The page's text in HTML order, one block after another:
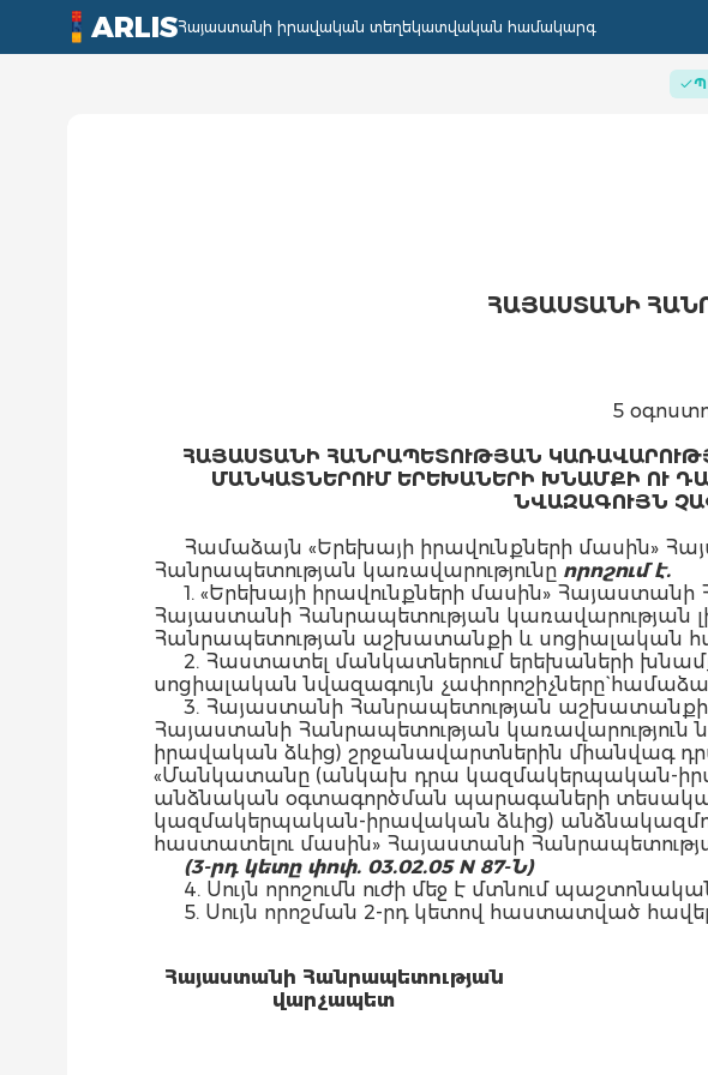
ARLISՀայաստանի իրավական տեղեկատվական համակարգ
ՀԱՅԱՍՏԱՆԻ
5
ՀԱՅԱՍՏԱՆԻ ՀԱՆՐԱՊԵՏՈՒԹՅԱՆ
ՄԱՆԿԱՏՆԵՐՈՒՄ ԵՐԵԽԱՆԵՐԻ ԽՆԱՄՔԻ ՈՒ
ՆՎԱԶԱԳՈՒՅՆ
Համաձայն «Երեխայի իրավունքների մասին»
Հանրապետության կառավարությունը որոշում է.
1. «Երեխայի իրավունքների մասին»
Հայաստանի Հանրապետության
Հանրապետության աշխատանքի և սոցիալական
2. Հաստատել մանկատներում երեխաների
սոցիալական նվազագույն չափորոշիչները`
3. Հայաստանի Հանրապետության աշխատանքի
Հայաստանի Հանրապետության
իրավական ձևից) շրջանավարտներին միանվագ
«Մանկատանը (անկախ դրա կազմակերպական-
անձնական օգտագործման պարագաների
կազմակերպական-իրավական ձևից)
հաստատելու մասին» Հայաստանի
(3-րդ կետը փոփ. 03.02.05 N 87-Ն)
4. Սույն որոշումն ուժի մեջ է մտնում
5. Սույն որոշման 2-րդ կետով հաստատված
Հայաստանի Հանրապետության
վարչապետ